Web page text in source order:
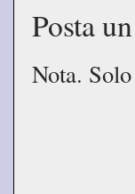
Posta
Nota.